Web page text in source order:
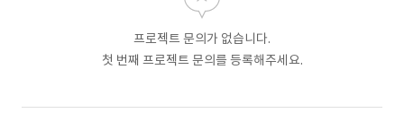
프로젝트 문의가 없습니다.
첫 번째 프로젝트 문의를 등록해주세요.